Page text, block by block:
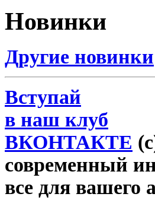
Новинки
Другие новинки
Вступай
в наш клуб
ВКОНТАКТЕ
современный
все для вашего